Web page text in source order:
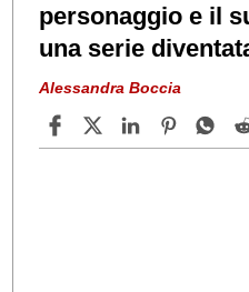
personaggio e il
una serie
Alessandra Boccia